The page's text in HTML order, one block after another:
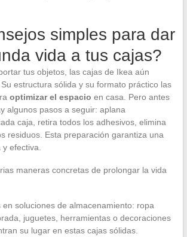
simples para dar
vida a tus cajas?
tus objetos, las cajas de Ikea aún
estructura sólida y su formato práctico las
optimizar el espacio en casa. Pero antes
algunos pasos a seguir: aplana
caja, retira todos los adhesivos, elimina
residuos. Esta preparación garantiza una
efectiva.
maneras concretas de prolongar la vida
en soluciones de almacenamiento: ropa
juguetes, herramientas o decoraciones
su lugar en estas cajas sólidas.